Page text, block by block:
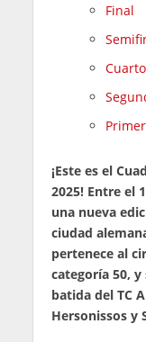
Final
¡Este es el
2025! Entre el
una nueva
ciudad
pertenece al
categoría 50,
batida del TC
Hersonissos y